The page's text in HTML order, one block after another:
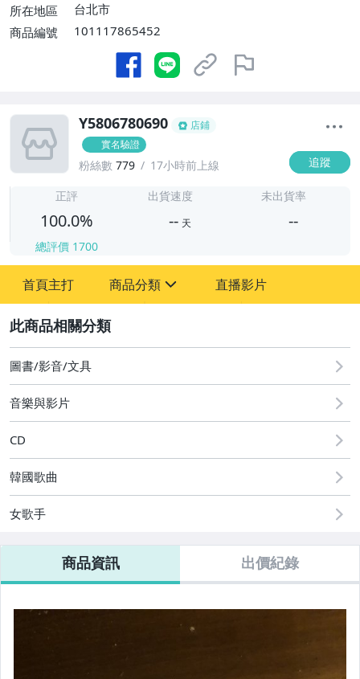
所在地區
台北市
商品編號
101117865452
Y5806780690
店鋪
實名驗證
粉絲數 779 17小時前上線 追蹤
正評
100.0%
總評價 1700
出貨速度
-- 天
未出貨率
--
首頁主打 商品分類
其它
直播影片
圖書/影音/文具
音樂與影片
CD
韓國歌曲
女歌手
商品資訊 出價紀錄